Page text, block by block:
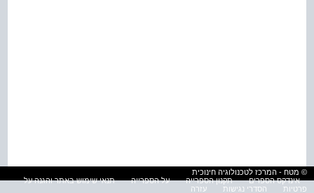
© מטח - המרכז לטכנולוגיה חינוכית
אינדקס הספרים
תקנון הספרייה על הספרייה
תנאי שימוש באתר והגנה על
פרטיות
הסדרי נגישות עזרה